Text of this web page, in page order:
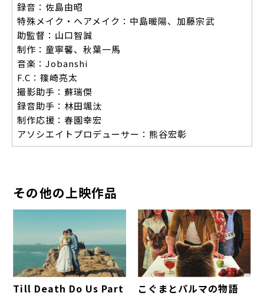
録音：佐島由昭
特殊メイク・ヘアメイク：中島暖陽、加藤宗武
助監督：山口智誠
制作：童寧馨、秋葉一馬
音楽：Jobanshi
F.C：篠崎亮太
撮影助手：蘇瑞傑
録音助手：林田颯汰
制作応援：春園幸宏
アソシエイトプロデューサー：熊谷宏彰
その他の上映作品
Till Death Do Us Part こぐまとパルマの物語